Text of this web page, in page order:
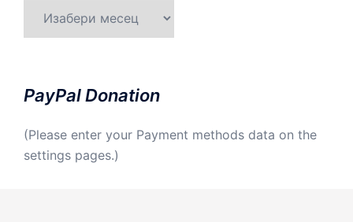
PayPal Donation
(Please enter your Payment methods data on the
settings pages.)